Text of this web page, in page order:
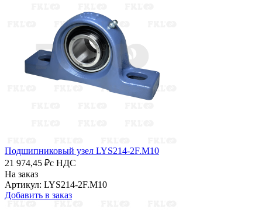
Подшипниковый узел LYS214-2F.M10
21 974,45 ₽с НДС
На заказ
Артикул: LYS214-2F.M10
Добавить в заказ